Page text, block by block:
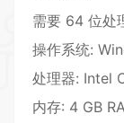
需要 64 位处
操作系统:
处理器: Intel
内存: 4 GB